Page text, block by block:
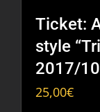
Ticket:
style
2017/
25,00€